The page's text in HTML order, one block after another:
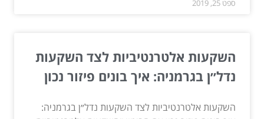
ספט 25, 2019
השקעות אלטרנטיביות לצד השקעות
נדל״ן בגרמניה: איך בונים פיזור נכון
השקעות אלטרנטיביות לצד השקעות נדל״ן בגרמניה: